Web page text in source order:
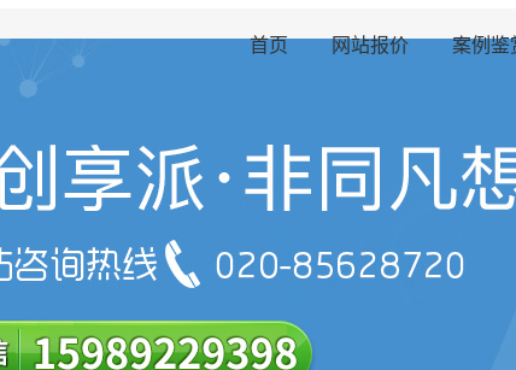
首页 网站报价 案例鉴